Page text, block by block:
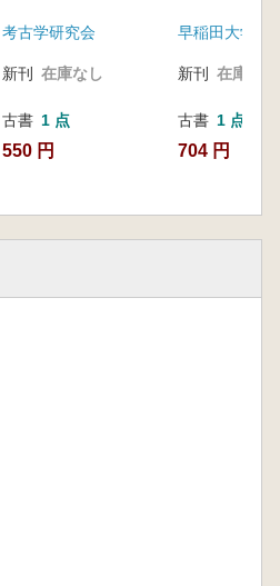
考古学研究会
新刊 在庫なし
古書 1 点
550 円
早稲田大学考
新刊 在庫なし
古書 1 点
704 円